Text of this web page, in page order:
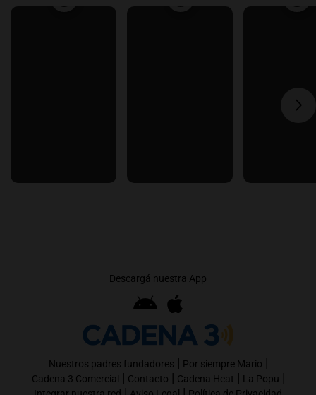
Descargá nuestra App
Nuestros padres fundadores | Por siempre Mario |
Cadena 3 Comercial | Contacto | Cadena Heat | La Popu |